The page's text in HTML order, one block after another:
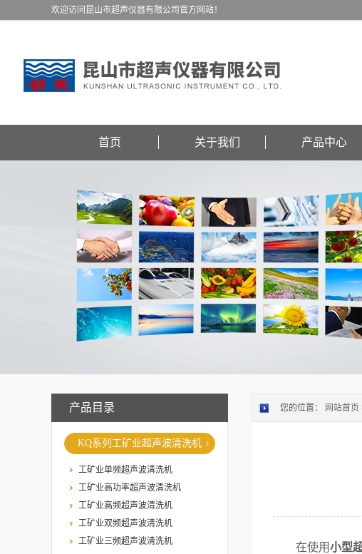
欢迎访问昆山市超声仪器有限公司官方网站！
首页 关于我们 产品中心
产品目录
KQ系列工矿业超声波清洗机
工矿业单频超声波清洗机
工矿业高功率超声波清洗机
工矿业高频超声波清洗机
工矿业双频超声波清洗机
工矿业三频超声波清洗机
您的位置： 网站首页
在使用小型